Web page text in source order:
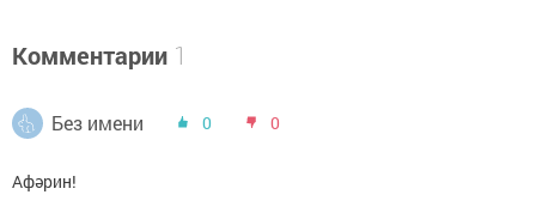
Комментарии 1
Без имени 0 0
Афәрин!